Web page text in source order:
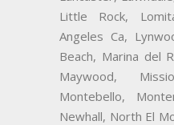
Little Rock,
Angeles Ca,
Beach, Marina del
Maywood,
Montebello,
Newhall, North El